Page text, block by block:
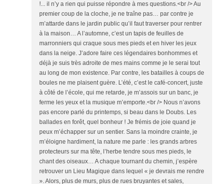
!... il n’y a rien qui puisse répondre à mes questions.<br /> Au
premier coup de la cloche, je ne traîne pas… par contre je
m’attarde dans le jardin public qu’il faut traverser pour rentrer
à la maison… A l’automne, c’est un tapis de feuilles de
marronniers qui craque sous mes pieds et en hiver les jeux
dans la neige. J’adore faire ces légendaires bonhommes et
déjà je suis très adroite de mes mains comme je le serai tout
au long de mon existence. Par contre, les batailles à coups de
boules ne me plaisent guère. L’été, c’est le café-concert, juste
à côté de l’école, qui me retarde, je m’assois sur un banc, je
ferme les yeux et la musique m’emporte.<br /> Nous n’avons
pas encore parlé du printemps, si beau dans le Doubs. Les
ballades en forêt, quel bonheur ! Je frémis de joie quand je
peux m’échapper sur un sentier. Sans la moindre crainte, je
m’éloigne hardiment, la nature me parle : les grands arbres
protecteurs sur ma tête, l’herbe tendre sous mes pieds, le
chant des oiseaux… A chaque tournant du chemin, j’espère
retrouver un Lieu Magique dans lequel « je devrais me rendre
». Alors, plus de murs, plus de rues bruyantes et sales,